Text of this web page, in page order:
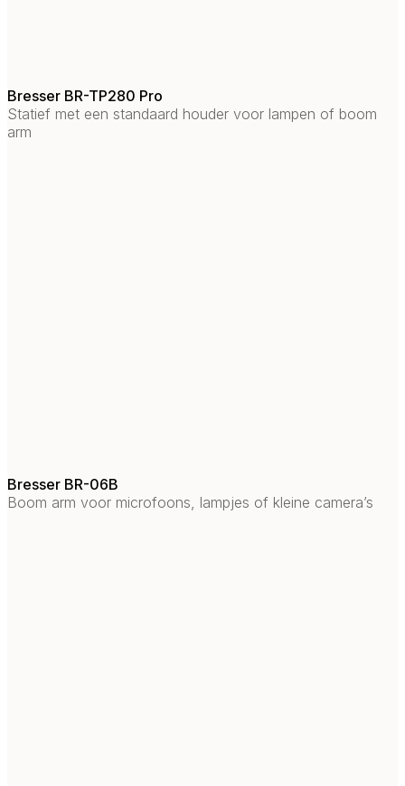
Bresser BR-TP280 Pro
Statief met een standaard houder voor lampen of boom
arm
Bresser BR-06B
Boom arm voor microfoons, lampjes of kleine camera’s